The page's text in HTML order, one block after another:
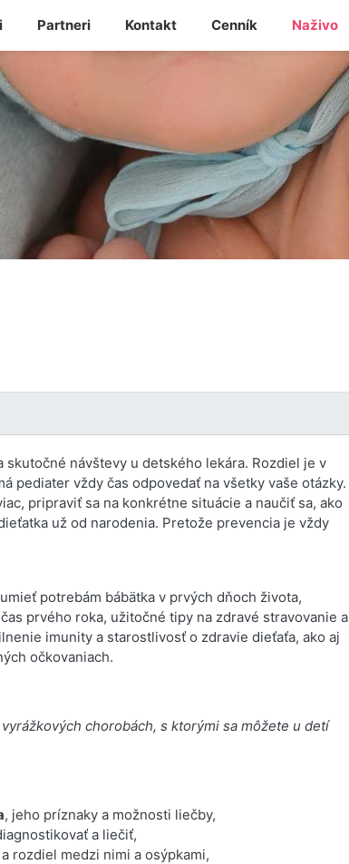
Partneri Kontakt Cenník Naživo
návštevy u detského lekára. Rozdiel je v
pediater vždy čas odpovedať na všetky vaše otázky.
pripraviť sa na konkrétne situácie a naučiť sa, ako
už od narodenia. Pretože prevencia je vždy
potrebám bábätka v prvých dňoch života,
prvého roka, užitočné tipy na zdravé stravovanie a
imunity a starostlivosť o zdravie dieťaťa, ako aj
očkovaniach.
chorobách, s ktorými sa môžete u detí
, jeho príznaky a možnosti liečby,
a liečiť,
a rozdiel medzi nimi a osýpkami,